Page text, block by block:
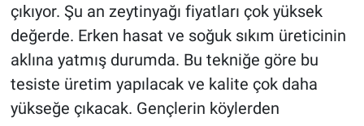
çıkıyor. Şu an zeytinyağı fiyatları çok yüksek
değerde. Erken hasat ve soğuk sıkım üreticinin
aklına yatmış durumda. Bu tekniğe göre bu
tesiste üretim yapılacak ve kalite çok daha
yükseğe çıkacak. Gençlerin köylerden